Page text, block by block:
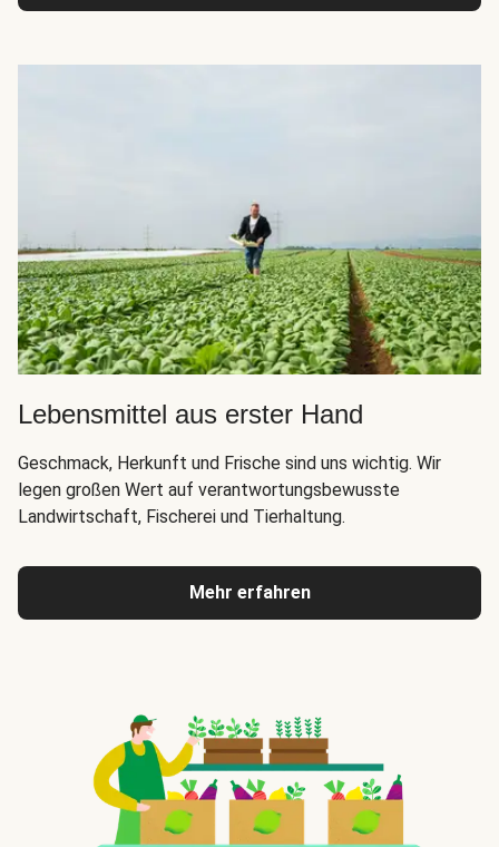
Lebensmittel aus erster Hand
Geschmack, Herkunft und Frische sind uns wichtig. Wir
legen großen Wert auf verantwortungsbewusste
Landwirtschaft, Fischerei und Tierhaltung.
Mehr erfahren